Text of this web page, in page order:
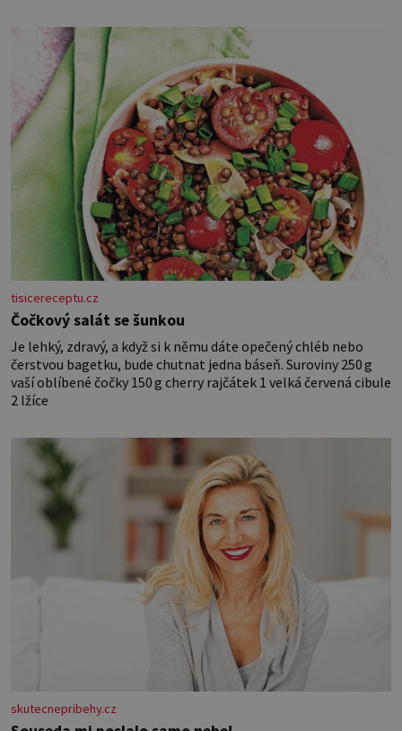
miminka měl působit především klidně a útulně. Předškolní
věk je
tisicereceptu.cz
Čočkový salát se šunkou
Je lehký, zdravý, a když si k němu dáte opečený chléb nebo
čerstvou bagetku, bude chutnat jedna báseň. Suroviny 250 g
vaší oblíbené čočky 150 g cherry rajčátek 1 velká červená cibule
2 lžíce
skutecnepribehy.cz